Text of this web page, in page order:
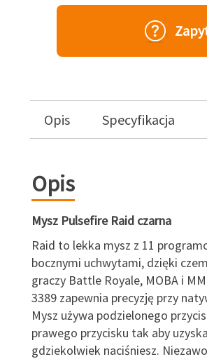
Opis Specyfikacja
Opis
Mysz Pulsefire Raid czarna
Raid to lekka mysz z 11
bocznymi uchwytami, dzięki
graczy Battle Royale, MOBA i
3389 zapewnia precyzję przy
Mysz używa podzielonego
prawego przycisku tak aby
gdziekolwiek naciśniesz.